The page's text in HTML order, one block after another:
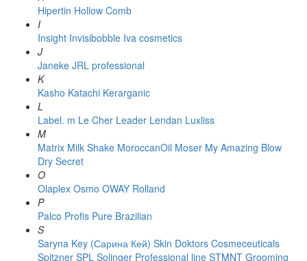
Hipertin Hollow Comb
I
Insight Invisibobble Iva cosmetics
J
Janeke JRL professional
K
Kasho Katachi Kerarganic
L
Label. m Le Cher Leader Lendan Luxliss
M
Matrix Milk Shake MoroccanOil Moser My Amazing Blow
Dry Secret
O
Olaplex Osmo OWAY Rolland
P
Palco Profis Pure Brazilian
S
Saryna Key (Сарина Кей) Skin Doktors Cosmeceuticals
Spitzner SPL Solinger Professional line STMNT Grooming